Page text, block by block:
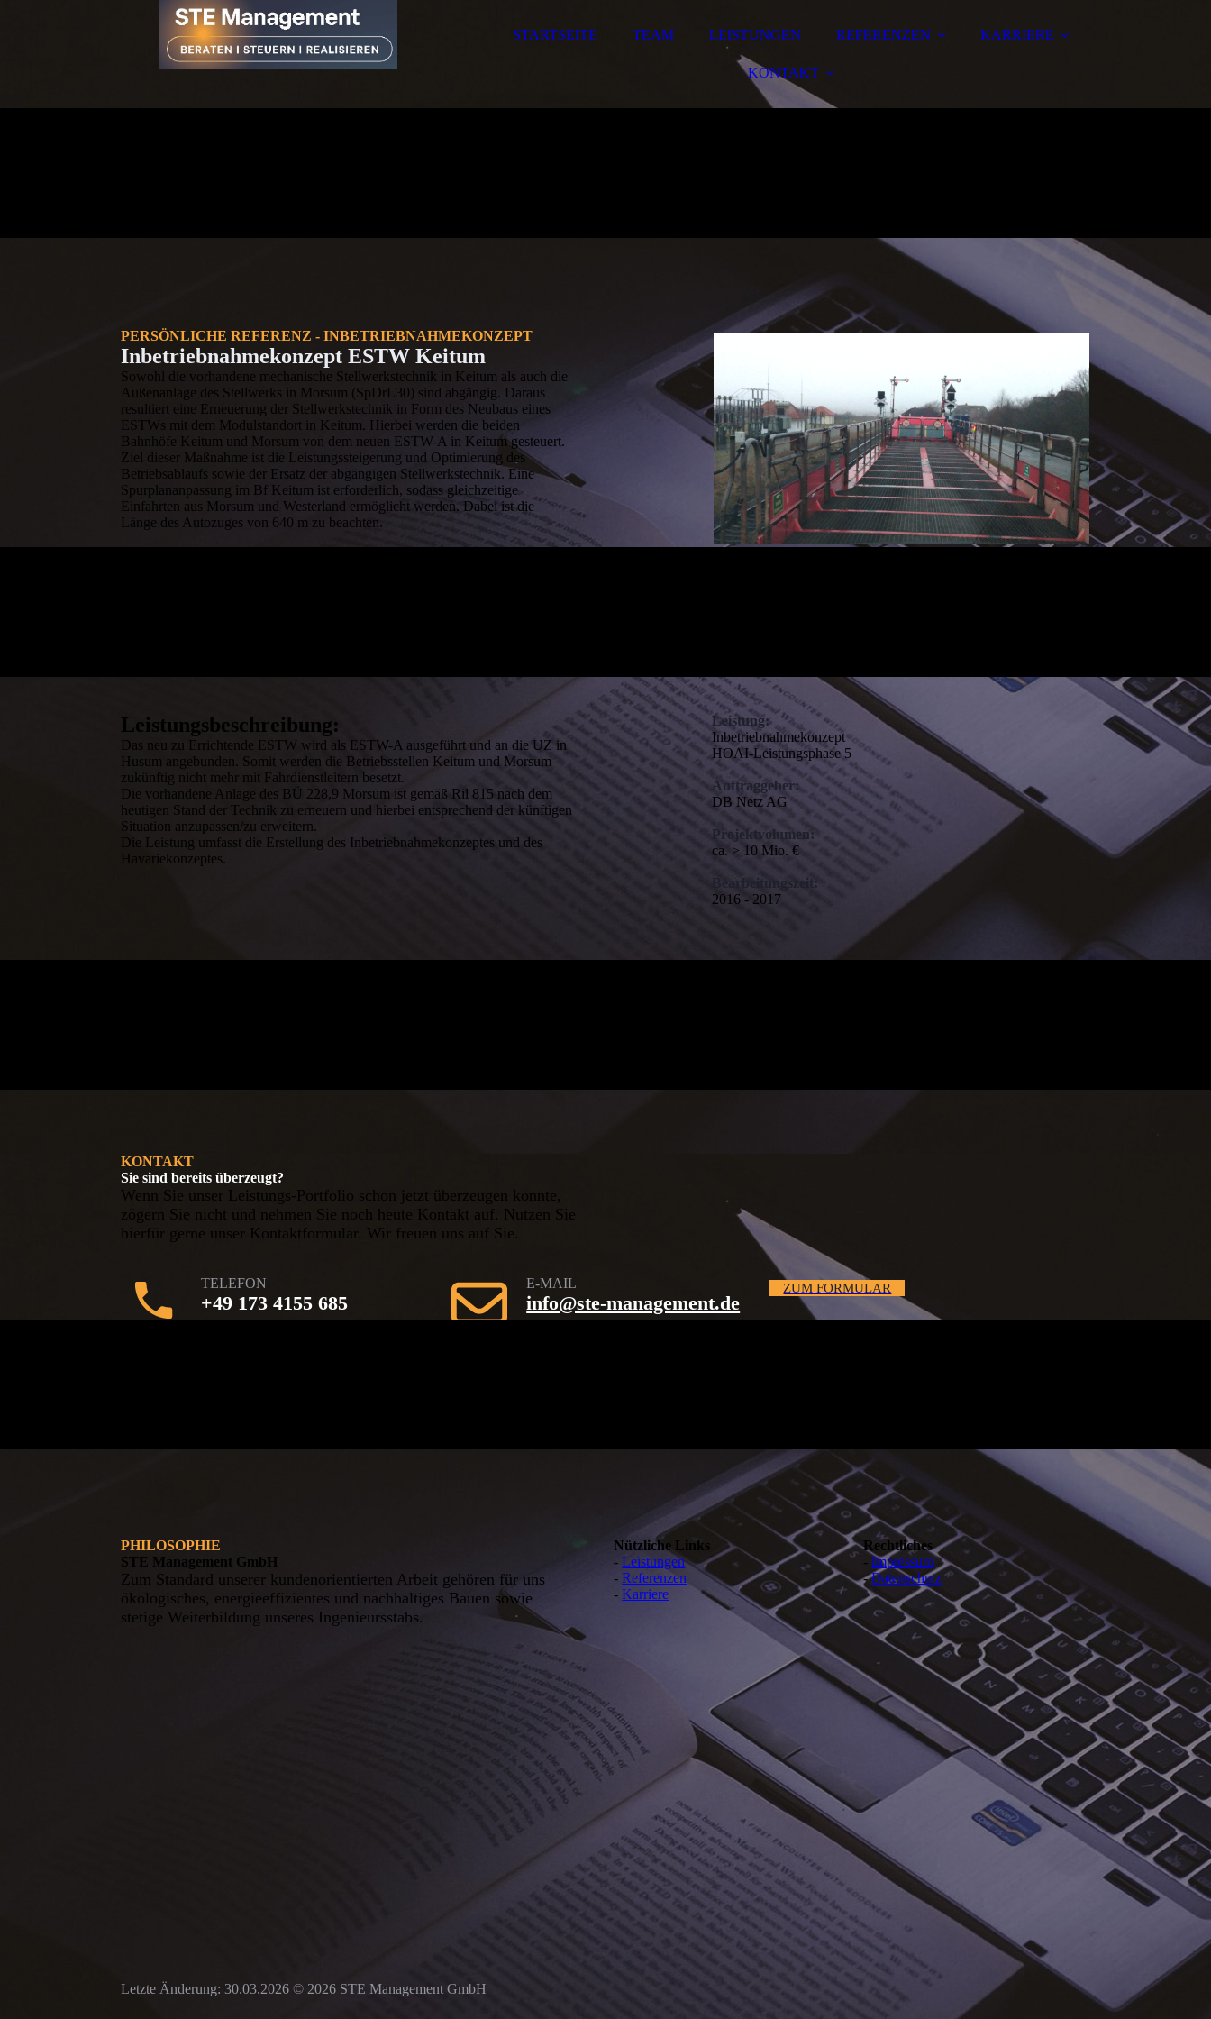
STARTSEITE TEAM LEISTUNGEN REFERENZEN KARRIERE
KONTAKT
PERSÖNLICHE REFERENZ - INBETRIEBNAHMEKONZEPT
Inbetriebnahmekonzept ESTW Keitum
Sowohl die vorhandene mechanische Stellwerkstechnik in Keitum als auch die
Außenanlage des Stellwerks in Morsum (SpDrL30) sind abgängig. Daraus
resultiert eine Erneuerung der Stellwerkstechnik in Form des Neubaus eines
ESTWs mit dem Modulstandort in Keitum. Hierbei werden die beiden
Bahnhöfe Keitum und Morsum von dem neuen ESTW-A in Keitum gesteuert.
Ziel dieser Maßnahme ist die Leistungssteigerung und Optimierung des
Betriebsablaufs sowie der Ersatz der abgängigen Stellwerkstechnik. Eine
Spurplananpassung im Bf Keitum ist erforderlich, sodass gleichzeitige
Einfahrten aus Morsum und Westerland ermöglicht werden. Dabei ist die
Länge des Autozuges von 640 m zu beachten.
Leistungsbeschreibung:
Das neu zu Errichtende ESTW wird als ESTW-A ausgeführt und an die UZ in
Husum angebunden. Somit werden die Betriebsstellen Keitum und Morsum
zukünftig nicht mehr mit Fahrdienstleitern besetzt.
Die vorhandene Anlage des BÜ 228,9 Morsum ist gemäß Ril 815 nach dem
heutigen Stand der Technik zu erneuern und hierbei entsprechend der künftigen
Situation anzupassen/zu erweitern.
Die Leistung umfasst die Erstellung des Inbetriebnahmekonzeptes und des
Havariekonzeptes.
Leistung:
Inbetriebnahmekonzept
HOAI-Leistungsphase 5
Auftraggeber:
DB Netz AG
Projektvolumen:
ca. > 10 Mio. €
Bearbeitungszeit:
2016 - 2017
KONTAKT
Sie sind bereits überzeugt?
Wenn Sie unser Leistungs-Portfolio schon jetzt überzeugen konnte,
zögern Sie nicht und nehmen Sie noch heute Kontakt auf. Nutzen Sie
hierfür gerne unser Kontaktformular. Wir freuen uns auf Sie.
TELEFON
+49 173 4155 685
E-MAIL
info@ste-management.de
ZUM FORMULAR
PHILOSOPHIE
STE Management GmbH
Zum Standard unserer kundenorientierten Arbeit gehören für uns
ökologisches, energieeffizientes und nachhaltiges Bauen sowie
stetige Weiterbildung unseres Ingenieursstabs.
Nützliche Links
-Leistungen
-Referenzen
-Karriere
Rechtliches
-Impressum
-Datenschutz
Letzte Änderung: 30.03.2026 © 2026 STE Management GmbH